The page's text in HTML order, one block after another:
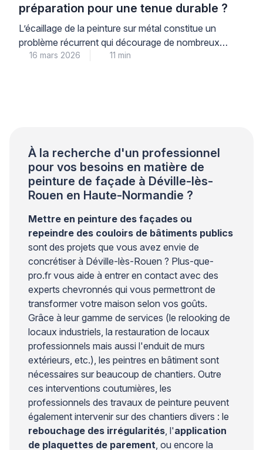
préparation pour une tenue durable ?
L’écaillage de la peinture sur métal constitue un
problème récurrent qui décourage de nombreux
propriétaires. Ce phénomène trouve son origine dans
16 mars 2026 11 min
À la recherche d'un professionnel
pour vos besoins en matière de
peinture de façade à Déville-lès-
Rouen en Haute-Normandie ?
Mettre en peinture des façades ou
repeindre des couloirs de bâtiments publics
sont des projets que vous avez envie de
concrétiser à Déville-lès-Rouen ? Plus-que-
pro.fr vous aide à entrer en contact avec des
experts chevronnés qui vous permettront de
transformer votre maison selon vos goûts.
Grâce à leur gamme de services (le relooking de
locaux industriels, la restauration de locaux
professionnels mais aussi l'enduit de murs
extérieurs, etc.), les peintres en bâtiment sont
nécessaires sur beaucoup de chantiers. Outre
ces interventions coutumières, les
professionnels des travaux de peinture peuvent
également intervenir sur des chantiers divers : le
rebouchage des irrégularités , l'application
de plaquettes de parement , ou encore la